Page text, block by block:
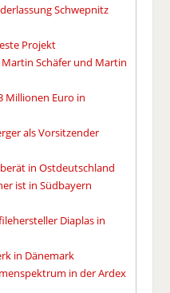
Schwepnitz
Projekt
Schäfer und Martin
Millionen Euro in
als Vorsitzender
in Ostdeutschland
ist in Südbayern
Diaplas in
in Dänemark
in der Ardex